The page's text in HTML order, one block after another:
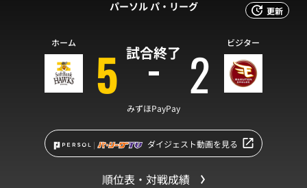
更新
パーソル パ・リーグ
試合終了
ホーム 5 2 ビジター
みずほPayPay
ダイジェスト動画を見る
順位表・対戦成績